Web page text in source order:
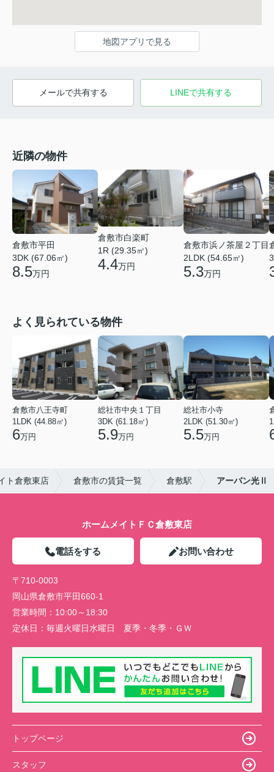
地図アプリで見る
メールで共有する LINEで共有する
近隣の物件
倉敷市平田
3DK (67.06㎡)
8.5万円
倉敷市白楽町
1R (29.35㎡)
4.4万円
倉敷市浜ノ茶屋２丁目
2LDK (54.65㎡)
5.3万円
よく見られている物件
倉敷市八王寺町
1LDK (44.88㎡)
6万円
総社市中央１丁目
3DK (61.18㎡)
5.9万円
総社市小寺
2LDK (51.30㎡)
5.5万円
ト倉敷東店 倉敷市の賃貸一覧 倉敷駅 アーバン光Ⅱ
ホームメイトＦＣ倉敷東店
電話をする お問い合わせ
〒710-0003
岡山県倉敷市平田660-1
営業時間： 10:00～18:30
定休日： 毎週火曜日水曜日 夏季・冬季・ＧＷ
トップページ
スタッフ